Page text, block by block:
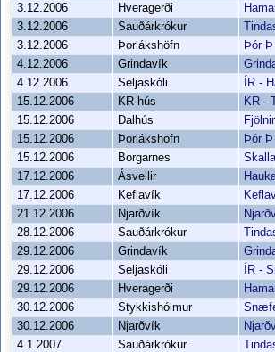
3.12.2006
Hveragerði
3.12.2006
Sauðárkrókur
3.12.2006
Þorlákshöfn Þór Þ
4.12.2006
Grindavík
4.12.2006
Seljaskóli ÍR -
15.12.2006
KR-hús KR -
15.12.2006
Dalhús
15.12.2006
Þorlákshöfn Þór
15.12.2006
Borgarnes
17.12.2006
Ásvellir
17.12.2006
Keflavík
21.12.2006
Njarðvík
28.12.2006
Sauðárkrókur
29.12.2006
Grindavík
29.12.2006
Seljaskóli ÍR -
29.12.2006
Hveragerði
30.12.2006
Stykkishólmur
30.12.2006
Njarðvík
4.1.2007
Sauðárkrókur